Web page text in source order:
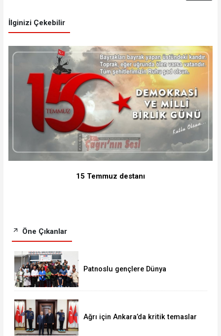
İlginizi Çekebilir
15 Temmuz destanı
Öne Çıkanlar
Patnoslu gençlere Dünya
Ağrı için Ankara’da kritik temaslar